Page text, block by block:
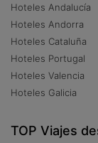
Hoteles Andalucía
Hoteles Andorra
Hoteles Cataluña
Hoteles Portugal
Hoteles Valencia
Hoteles Galicia
TOP Viajes